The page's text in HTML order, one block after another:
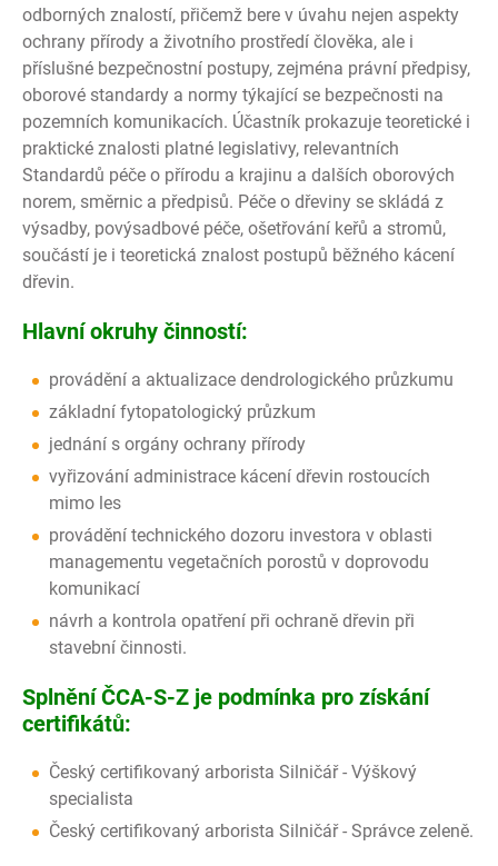
odborných znalostí, přičemž bere v úvahu nejen aspekty
ochrany přírody a životního prostředí člověka, ale i
příslušné bezpečnostní postupy, zejména právní předpisy,
oborové standardy a normy týkající se bezpečnosti na
pozemních komunikacích. Účastník prokazuje teoretické i
praktické znalosti platné legislativy, relevantních
Standardů péče o přírodu a krajinu a dalších oborových
norem, směrnic a předpisů. Péče o dřeviny se skládá z
výsadby, povýsadbové péče, ošetřování keřů a stromů,
součástí je i teoretická znalost postupů běžného kácení
dřevin.
Hlavní okruhy činností:
provádění a aktualizace dendrologického průzkumu
základní fytopatologický průzkum
jednání s orgány ochrany přírody
vyřizování administrace kácení dřevin rostoucích
mimo les
provádění technického dozoru investora v oblasti
managementu vegetačních porostů v doprovodu
komunikací
návrh a kontrola opatření při ochraně dřevin při
stavební činnosti.
Splnění ČCA-S-Z je podmínka pro získání
certifikátů:
Český certifikovaný arborista Silničář - Výškový
specialista
Český certifikovaný arborista Silničář - Správce zeleně.